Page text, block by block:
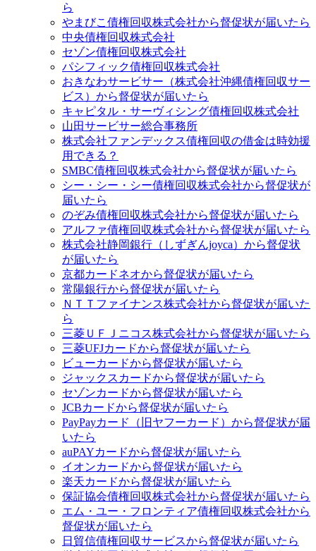
ら
やまびこ債権回収株式会社から督促状が届いたら
中央債権回収株式会社
セゾン債権回収株式会社
パシフィック債権回収株式会社
おきなわサービサー（株式会社沖縄債権回収サー
ビス）から督促状が届いたら
キャピタル・サーヴィシング債権回収株式会社
山田サービサー総合事務所
株式会社ファンデックス債権回収の借金は時効援
用できる？
SMBC債権回収株式会社から督促状が届いたら
シー・シー・シー債権回収株式会社から督促状が
届いたら
のぞみ債権回収株式会社から督促状が届いたら
アルファ債権回収株式会社から督促状が届いたら
株式会社静岡銀行（しずぎんjoyca）から督促状
が届いたら
京都カードネオから督促状が届いたら
常陽銀行から督促状が届いたら
ＮＴＴファイナンス株式会社から督促状が届いた
ら
三菱ＵＦＪニコス株式会社から督促状が届いたら
三菱UFJカードから督促状が届いたら
ビューカードから督促状が届いたら
ジャックスカードから督促状が届いたら
セゾンカードから督促状が届いたら
JCBカードから督促状が届いたら
PayPayカード（旧ヤフーカード）から督促状が届
いたら
auPAYカードから督促状が届いたら
イオンカードから督促状が届いたら
楽天カードから督促状が届いたら
保証協会債権回収株式会社から督促状が届いたら
エム・ユー・フロンティア債権回収株式会社から
督促状が届いたら
日貿信債権回収サービスから督促状が届いたら